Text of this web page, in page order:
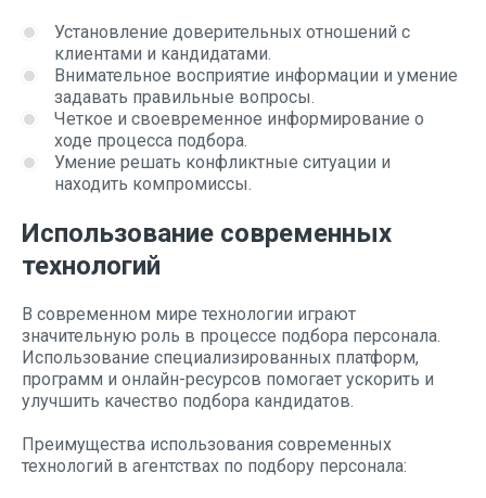
Установление доверительных отношений с
клиентами и кандидатами.
Внимательное восприятие информации и умение
задавать правильные вопросы.
Четкое и своевременное информирование о
ходе процесса подбора.
Умение решать конфликтные ситуации и
находить компромиссы.
Использование современных
технологий
В современном мире технологии играют
значительную роль в процессе подбора персонала.
Использование специализированных платформ,
программ и онлайн-ресурсов помогает ускорить и
улучшить качество подбора кандидатов.
Преимущества использования современных
технологий в агентствах по подбору персонала: